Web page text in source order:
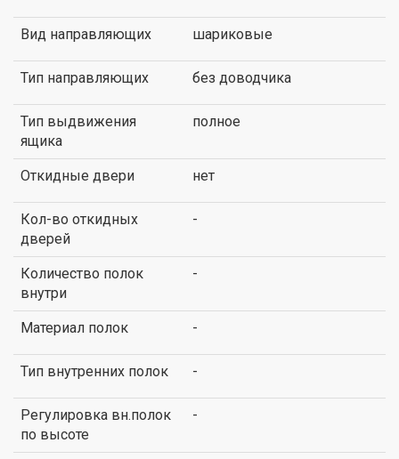
Вид направляющих шариковые
Тип направляющих без доводчика
Тип выдвижения
ящика
полное
Откидные двери нет
Кол-во откидных
дверей
-
Количество полок
внутри
-
Материал полок -
Тип внутренних полок -
Регулировка вн.полок
по высоте
-